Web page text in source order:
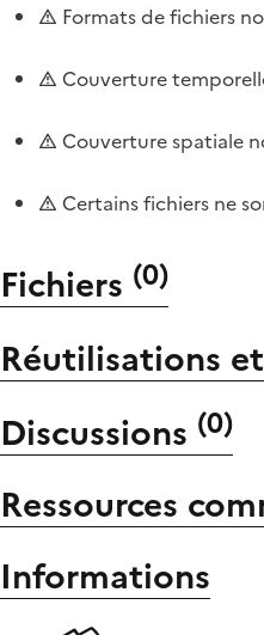
Formats de fichiers
Couverture
Couverture spatiale
Certains fichiers ne
Fichiers (0)
Réutilisations
Discussions (0)
Ressources
Informations